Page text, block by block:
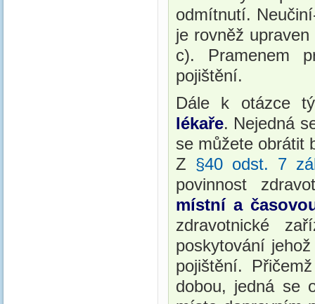
odmítnutí.
je rovněž
c). Pramenem
pojištění.
Dále k otázce
lékaře. Nejedná
se můžete obrátit
Z §40 odst. 7
povinnost
místní a
zdravotnické
poskytování
pojištění.
dobou, jedná se